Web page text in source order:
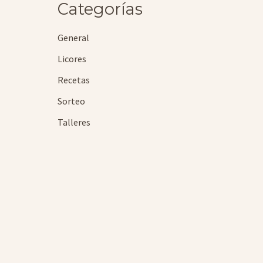
Categorías
General
Licores
Recetas
Sorteo
Talleres